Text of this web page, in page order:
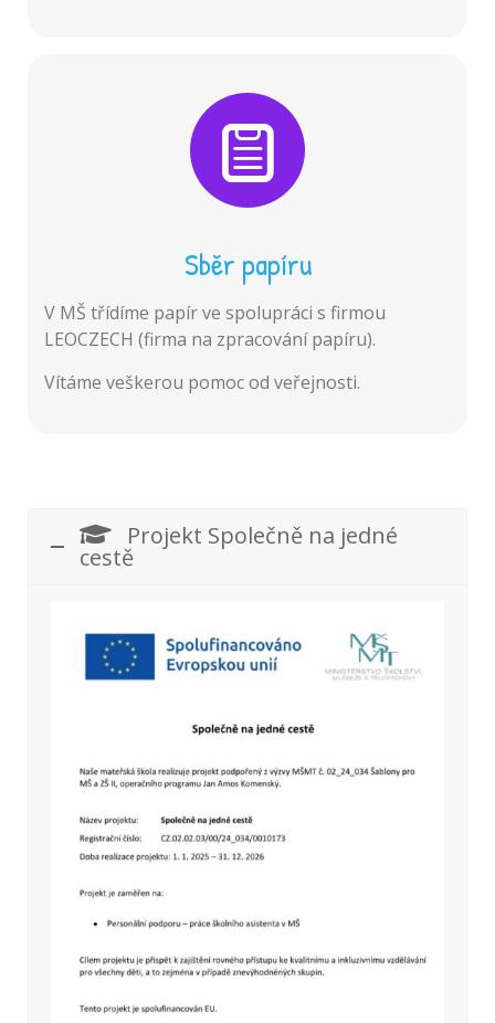
Sběr papíru
V MŠ třídíme papír ve spolupráci s firmou
LEOCZECH (firma na zpracování papíru).
Vítáme veškerou pomoc od veřejnosti.
Projekt Společně na jedné
cestě